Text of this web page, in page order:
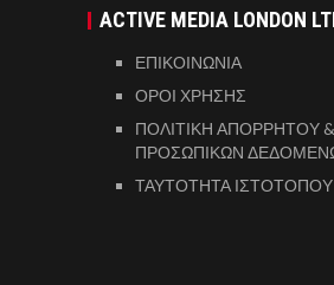
ACTIVE MEDIA LONDON
ΕΠΙΚΟΙΝΩΝΙΑ
ΟΡΟΙ ΧΡΗΣΗΣ
ΠΟΛΙΤΙΚΗ ΑΠΟΡΡΗΤΟΥ
ΠΡΟΣΩΠΙΚΩΝ
ΤΑΥΤΟΤΗΤΑ ΙΣΤΟΤΟΠΟΥ